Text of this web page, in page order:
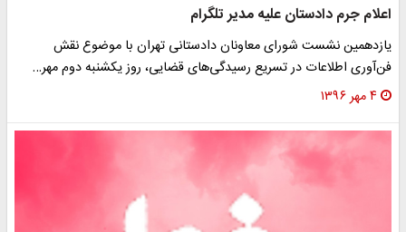
اعلام جرم دادستان علیه مدیر تلگرام
یازدهمین نشست شورای معاونان دادستانی تهران با موضوع نقش
فن‌آوری اطلاعات در تسریع رسیدگی‌های قضایی، روز یکشنبه دوم مهر…
۴ مهر ۱۳۹۶